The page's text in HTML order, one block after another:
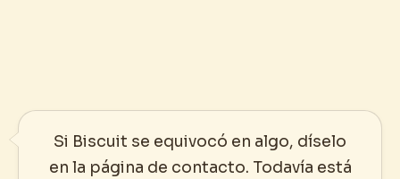
Si Biscuit se equivocó en algo, díselo
en la página de contacto. Todavía está